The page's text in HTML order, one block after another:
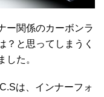
ー関係のカーボンラ
？と思ってしまうく
した。
は、インナーフォ